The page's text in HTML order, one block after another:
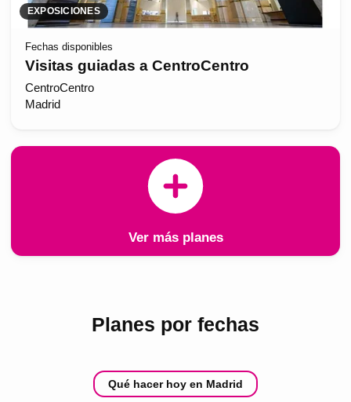
EXPOSICIONES
Fechas disponibles
Visitas guiadas a CentroCentro
CentroCentro
Madrid
Ver más planes
Planes por fechas
Qué hacer hoy en Madrid